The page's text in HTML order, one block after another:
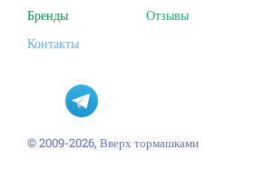
Фигурки
Наборы для творчества
Пазлы
Бренды
Отзывы
Контакты
© 2009-2026, Вверх тормашками